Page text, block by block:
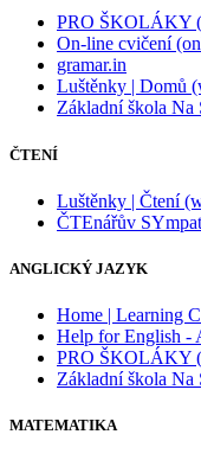
PRO ŠKOLÁKY
On-line cvičení
gramar.in
Luštěnky | Domů
Základní škola Na
ČTENÍ
Luštěnky | Čtení
ČTEnářův
ANGLICKÝ JAZYK
Home | Learning
Help for English -
PRO ŠKOLÁKY
Základní škola Na
MATEMATIKA